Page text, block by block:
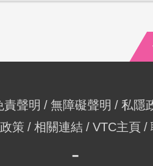
責聲明 無障礙聲明
私隱
策
相關連結 VTC主頁